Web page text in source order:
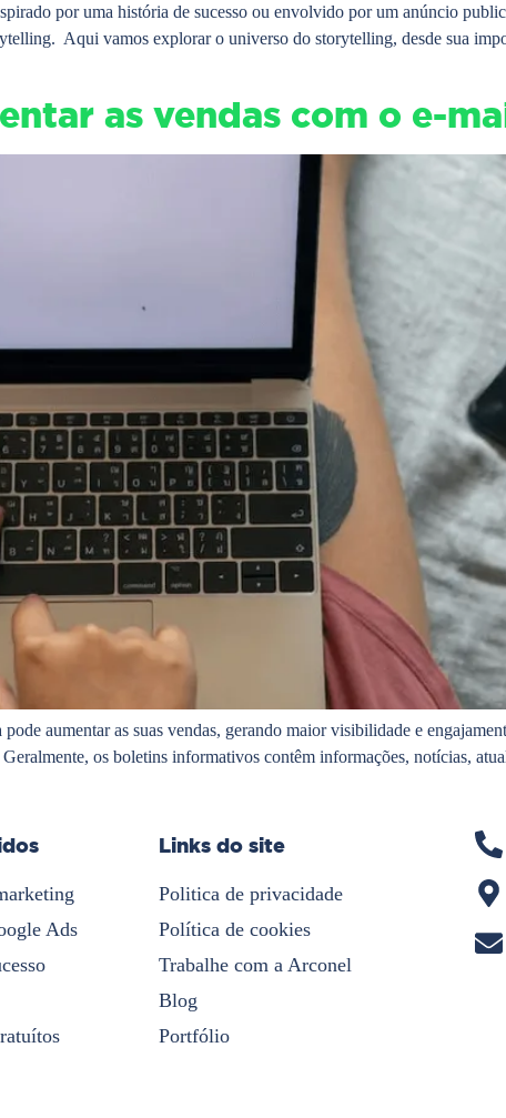
por uma história de sucesso ou envolvido por um anúncio
Aqui vamos explorar o universo do storytelling, desde sua
as vendas com o e-
aumentar as suas vendas, gerando maior visibilidade e
os boletins informativos contêm informações, notícias,
Ads
Links do site
Politica de privacidade
Política de cookies
Trabalhe com a Arconel
Blog
Portfólio